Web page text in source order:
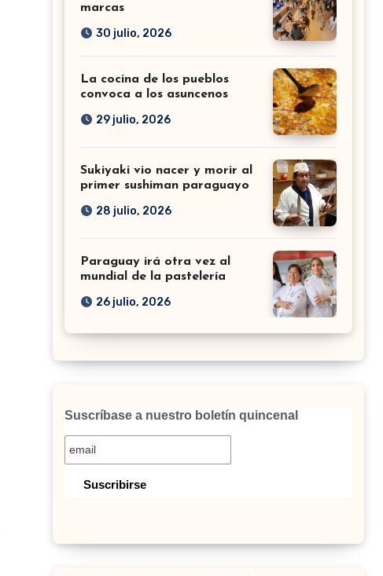
marcas
30 julio, 2026
La cocina de los pueblos
convoca a los asuncenos
29 julio, 2026
Sukiyaki vio nacer y morir al
primer sushiman paraguayo
28 julio, 2026
Paraguay irá otra vez al
mundial de la pastelería
26 julio, 2026
Suscríbase a nuestro boletín quincenal